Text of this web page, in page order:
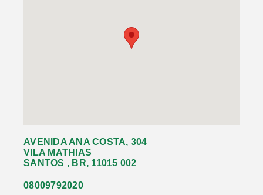
AVENIDA ANA COSTA, 304
VILA MATHIAS
SANTOS , BR, 11015 002
08009792020